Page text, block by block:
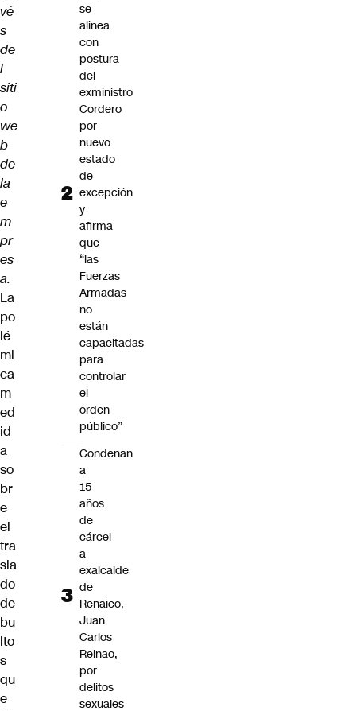
vé
s
de
l
siti
o
we
b
de
la
e
m
pr
es
a.
La
po
lé
mi
ca
m
ed
id
a
so
br
e
el
tra
sla
do
de
bu
lto
s
qu
e
se
alinea
con
postura
del
exministro
Cordero
por
nuevo
estado
de
excepción
y
afirma
que
“las
Fuerzas
Armadas
no
están
capacitadas
para
controlar
el
orden
público”
Condenan
a
15
años
de
cárcel
a
exalcalde
de
Renaico,
Juan
Carlos
Reinao,
por
delitos
sexuales